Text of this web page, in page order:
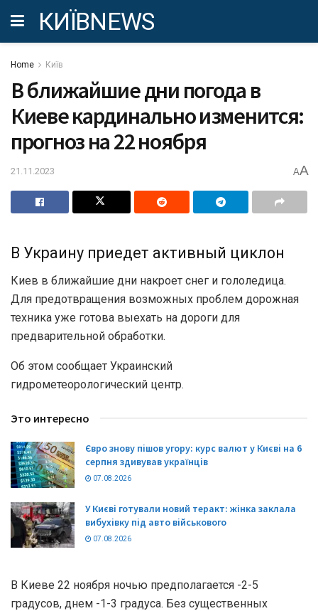
КИЇВNEWS
Home Київ
В ближайшие дни погода в
Киеве кардинально изменится:
прогноз на 22 ноября
21.11.2023 AA
В Украину приедет активный циклон
Киев в ближайшие дни накроет снег и гололедица.
Для предотвращения возможных проблем дорожная
техника уже готова выехать на дороги для
предварительной обработки.
Об этом сообщает Украинский
гидрометеорологический центр.
Это интересно
Євро знову пішов угору: курс валют у Києві на 6
серпня здивував українців
07.08.2026
У Києві готували новий теракт: жінка заклала
вибухівку під авто військового
07.08.2026
В Киеве 22 ноября ночью предполагается -2-5
градусов, днем -1-3 градуса. Без существенных